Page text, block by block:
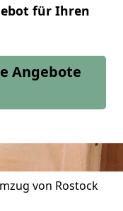
für Ihren
Angebote
von Rostock